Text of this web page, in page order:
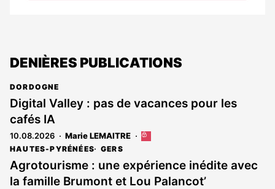
DENIÈRES PUBLICATIONS
DORDOGNE
Digital Valley : pas de vacances pour les
cafés IA
10.08.2026 Marie LEMAITRE
Cet
est
réservé
aux
HAUTES-PYRÉNÉES GERS
Agrotourisme : une expérience inédite avec
la famille Brumont et Lou Palancot’